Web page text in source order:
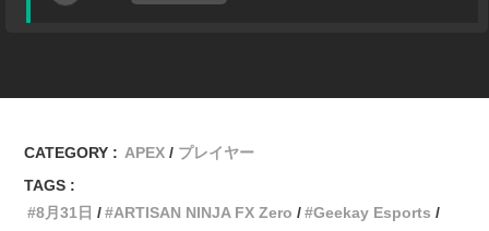
CATEGORY : APEX
プレイヤー
TAGS :
8月31日
ARTISAN NINJA FX Zero
Geekay Esports